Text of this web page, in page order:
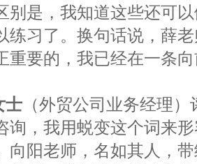
别是，我知道这些还可
练习了。换句话说，薛
重要的，我已经在一条
士 （外贸公司业务经理）
询，我用蜕变这个词来
向阳老师，名如其人，